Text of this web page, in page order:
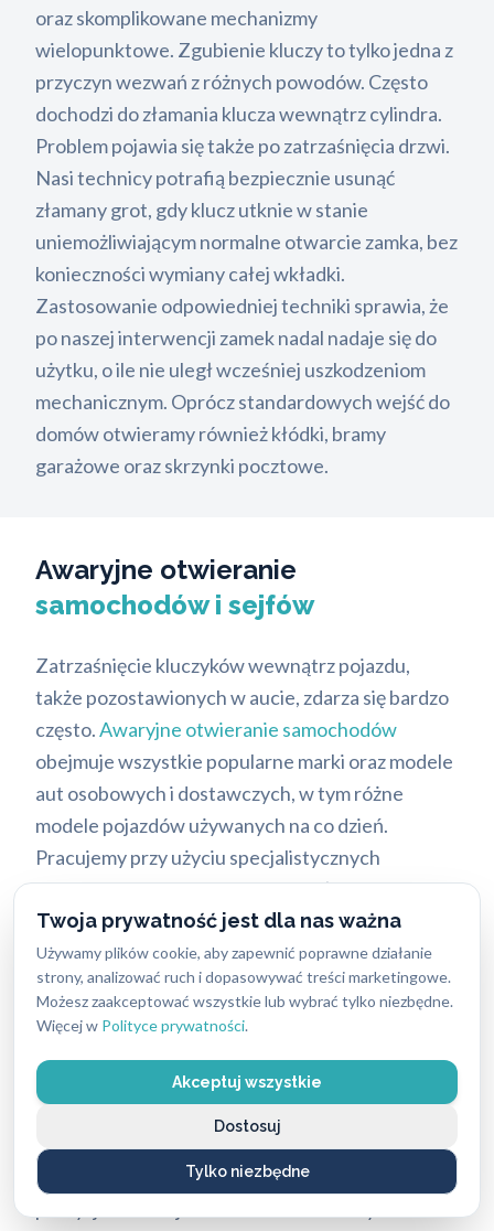
Twoja prywatność jest dla nas ważna
Używamy plików cookie, aby zapewnić poprawne działanie
strony, analizować ruch i dopasowywać treści marketingowe.
Możesz zaakceptować wszystkie lub wybrać tylko niezbędne.
Więcej w Polityce prywatności.
Akceptuj wszystkie
Tylko niezbędne
Dostosuj
oraz skomplikowane mechanizmy
wielopunktowe. Zgubienie kluczy to tylko jedna z
przyczyn wezwań z różnych powodów. Często
dochodzi do złamania klucza wewnątrz cylindra.
Problem pojawia się także po zatrzaśnięcia drzwi.
Nasi technicy potrafią bezpiecznie usunąć
złamany grot, gdy klucz utknie w stanie
uniemożliwiającym normalne otwarcie zamka, bez
konieczności wymiany całej wkładki.
Zastosowanie odpowiedniej techniki sprawia, że
po naszej interwencji zamek nadal nadaje się do
użytku, o ile nie uległ wcześniej uszkodzeniom
mechanicznym. Oprócz standardowych wejść do
domów otwieramy również kłódki, bramy
garażowe oraz skrzynki pocztowe.
Awaryjne otwieranie
samochodów i sejfów
Zatrzaśnięcie kluczyków wewnątrz pojazdu,
także pozostawionych w aucie, zdarza się bardzo
często.Awaryjne otwieranie samochodów
obejmuje wszystkie popularne marki oraz modele
aut osobowych i dostawczych, w tym różne
modele pojazdów używanych na co dzień.
Pracujemy przy użyciu specjalistycznych
poduszek pneumatycznych oraz długich
chwytaków. Gwarantuje to brak rys na karoserii i
uszkodzeń uszczelek. Nasi technicy radzą sobie z
nowoczesnymi systemami ryglowania oraz
podwójnymi blokadami. W przypadku aut z
zaawansowane dekodery sygnału, które
pozwalają na bezpieczne odblokowanie drzwi.
Nasza oferta obejmuje również otwieranie
sejfów i kas pancernych. Wymaga to ogromnej